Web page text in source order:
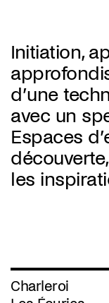
Initiation,
d’une
avec un
Espaces
les
Charleroi